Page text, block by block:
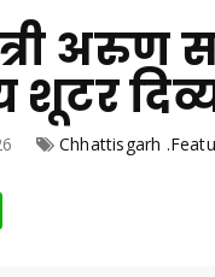
अरुण
शूटर
Chhattisgarh